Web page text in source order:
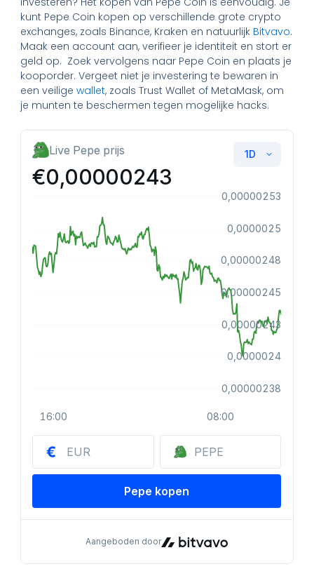
kunt Pepe Coin kopen op verschillende grote crypto
exchanges, zoals Binance, Kraken en natuurlijk Bitvavo.
Maak een account aan, verifieer je identiteit en stort er
geld op. Zoek vervolgens naar Pepe Coin en plaats je
kooporder. Vergeet niet je investering te bewaren in
een veiligewallet, zoals Trust Wallet of MetaMask, om
je munten te beschermen tegen mogelijke hacks.